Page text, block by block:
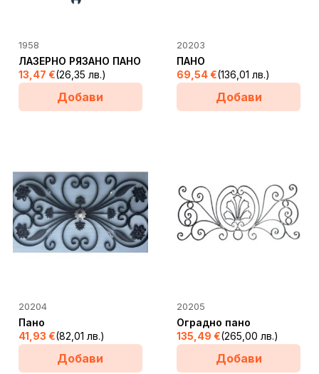
1958
ЛАЗЕРНО РЯЗАНО ПАНО
13,47 €(26,35 лв.)
Добави
20203
ПАНО
69,54€(136,01 лв.)
Добави
20204
Пано
41,93 €(82,01 лв.)
Добави
20205
Оградно пано
135,49 €(265,00 лв.)
Добави